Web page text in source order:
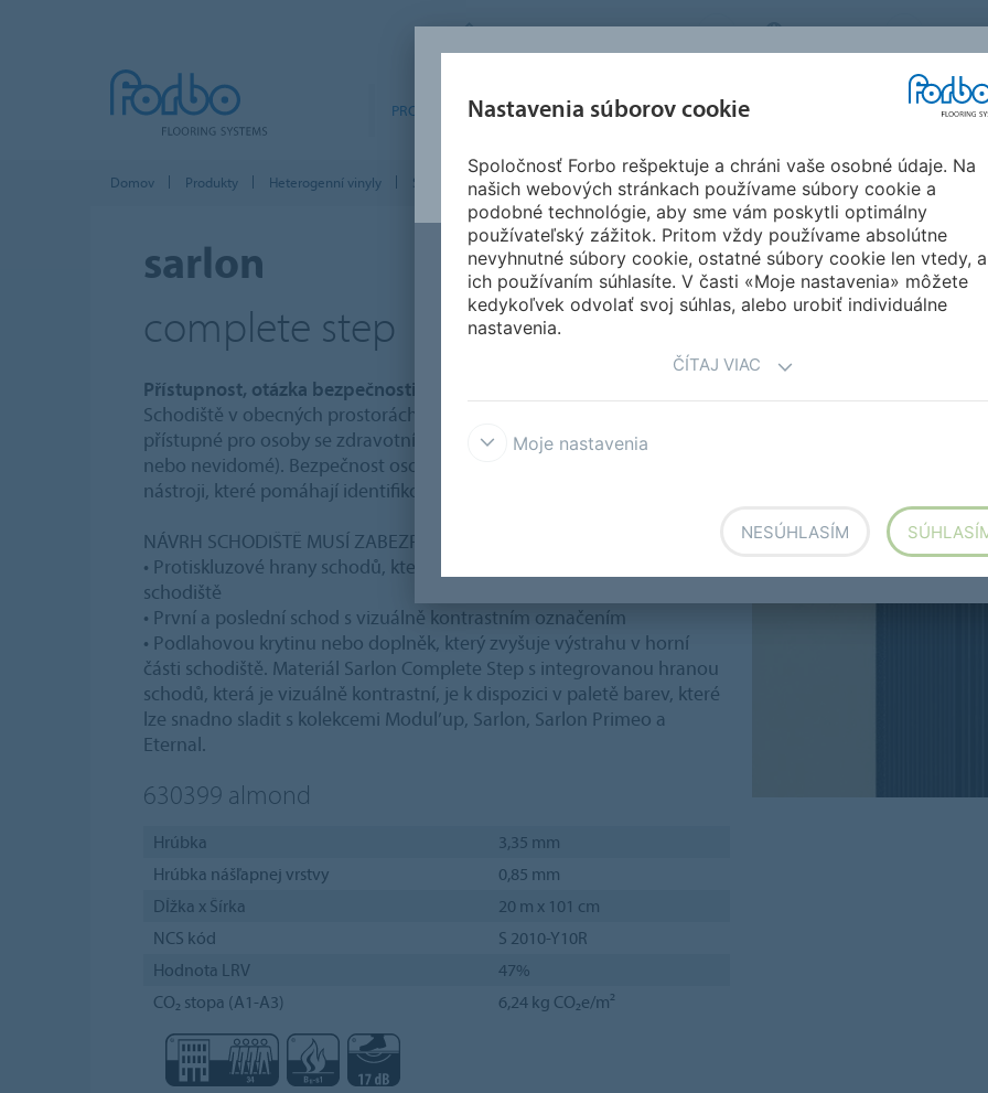
FORBO FLOORING SYSTEMS SLOVAKIA
PRODUKTY SEGMENTY
REFERENCIE A
INŠPIRÁCIE
Domov Produkty Heterogenní vinyly Sarlon Complete Step Sarlon Complete Step
sarlon
complete step
Přístupnost, otázka bezpečnosti
Schodiště v obecných prostorách veřejné budovy musí být bezpečně
přístupné pro osoby se zdravotním postižením (zrakově postižené
nebo nevidomé). Bezpečnost osob musí být zajištěna opatřeními nebo
nástroji, které pomáhají identifikovat překážky nebo schody.
NÁVRH SCHODIŠTĚ MUSÍ ZABEZPEČIT:
• Protiskluzové hrany schodů, které vizuálně kontrastují se zbytkem
schodiště
• První a poslední schod s vizuálně kontrastním označením
• Podlahovou krytinu nebo doplněk, který zvyšuje výstrahu v horní
části schodiště. Materiál Sarlon Complete Step s integrovanou hranou
schodů, která je vizuálně kontrastní, je k dispozici v paletě barev, které
lze snadno sladit s kolekcemi Modul’up, Sarlon, Sarlon Primeo a
Eternal.
630399 almond
Hrúbka
3,35 mm
Hrúbka nášľapnej vrstvy
0,85 mm
Dĺžka x Šírka
20 m x 101 cm
NCS kód
S 2010-Y10R
Hodnota LRV
47%
CO₂ stopa (A1-A3)
6,24 kg CO₂e/m²
Nastavenia súborov cookie
Spoločnosť Forbo rešpektuje a chráni vaše osobné údaje. Na
našich webových stránkach používame súbory cookie a
podobné technológie, aby sme vám poskytli optimálny
používateľský zážitok. Pritom vždy používame absolútne
nevyhnutné súbory cookie, ostatné súbory cookie len vtedy,
ich používaním súhlasíte. V časti «Moje nastavenia» môžete
kedykoľvek odvolať svoj súhlas, alebo urobiť individuálne
nastavenia.
ČÍTAJ VIAC
Moje nastavenia
NESÚHLASÍM